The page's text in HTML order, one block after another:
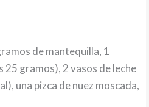
de mantequilla, 1
25 gramos), 2 vasos de leche
una pizca de nuez moscada,